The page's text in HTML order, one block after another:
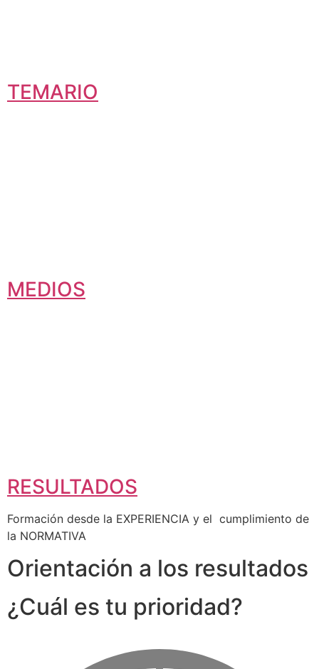
TEMARIO
MEDIOS
RESULTADOS
Formación desde la EXPERIENCIA y el cumplimiento de
la NORMATIVA
Orientación a los resultados
¿Cuál es tu prioridad?